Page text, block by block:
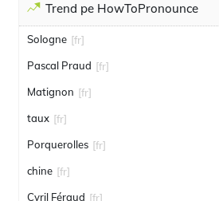
Trend pe HowToPronounce
Sologne [fr]
Pascal Praud [fr]
Matignon [fr]
taux [fr]
Porquerolles [fr]
chine [fr]
Cyril Féraud [fr]